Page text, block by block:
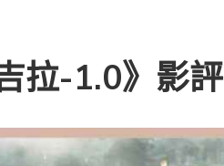
拉-1.0》影評